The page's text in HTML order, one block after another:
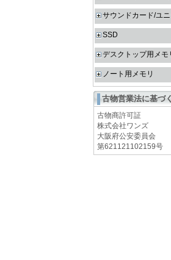
サウンドカード/ユニ
SSD
デスクトップ用メモ
ノート用メモリ
古物営業法に基づ
古物商許可証
株式会社ワンズ
大阪府公安委員会
第621121102159号